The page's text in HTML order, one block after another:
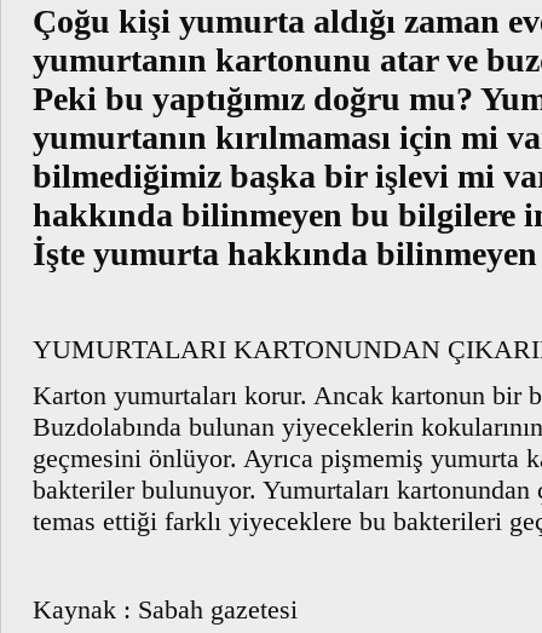
Çoğu kişi yumurta aldığı zaman
yumurtanın kartonunu atar ve
Peki bu yaptığımız doğru mu?
yumurtanın kırılmaması için mi
bilmediğimiz başka bir işlevi mi
hakkında bilinmeyen bu bilgilere
İşte yumurta hakkında
YUMURTALARI KARTONUNDAN
Karton yumurtaları korur. Ancak kartonun bir
Buzdolabında bulunan yiyeceklerin
geçmesini önlüyor. Ayrıca pişmemiş yumurta
bakteriler bulunuyor. Yumurtaları kartonundan
temas ettiği farklı yiyeceklere bu bakterileri
Kaynak : Sabah gazetesi